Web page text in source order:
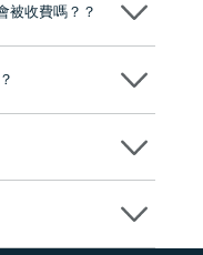
種植系統全球放心植牙中
到粵港澳大灣區及周邊城
預約免費咨詢，讓人十
被收費嗎？？
，而匯率會及時告知客人